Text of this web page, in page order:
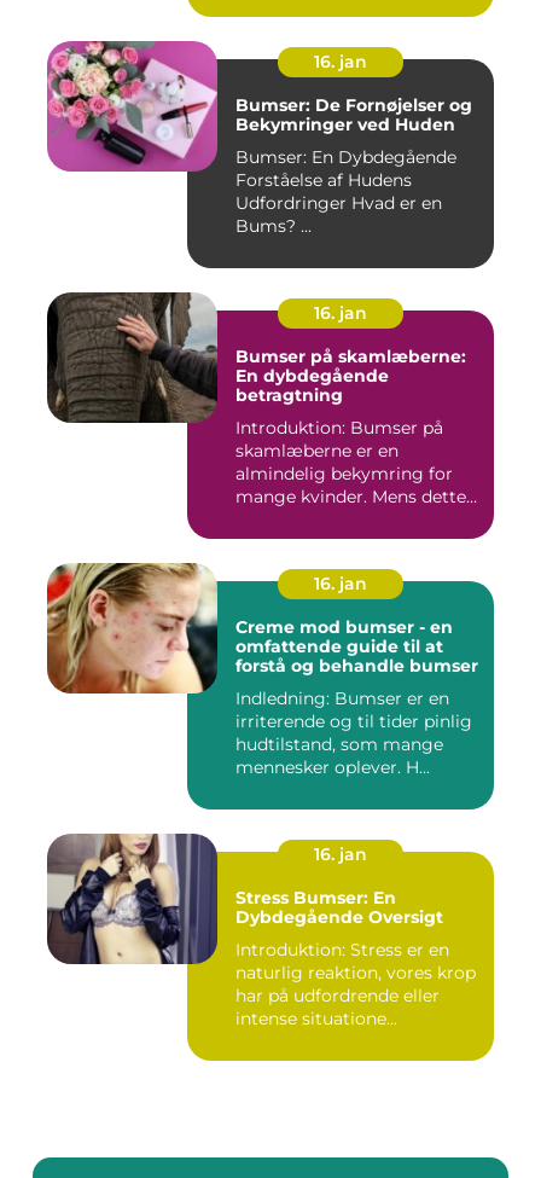
16. jan
Bumser: De Fornøjelser og
Bekymringer ved Huden
Bumser: En Dybdegående
Forståelse af Hudens
Udfordringer Hvad er en
Bums? ...
16. jan
Bumser på skamlæberne:
En dybdegående
betragtning
Introduktion: Bumser på
skamlæberne er en
almindelig bekymring for
mange kvinder. Mens dette
16. jan
Creme mod bumser - en
omfattende guide til at
forstå og behandle bumser
Indledning: Bumser er en
irriterende og til tider pinlig
hudtilstand, som mange
mennesker oplever. H...
16. jan
Stress Bumser: En
Dybdegående Oversigt
Introduktion: Stress er en
naturlig reaktion, vores krop
har på udfordrende eller
intense situatione...